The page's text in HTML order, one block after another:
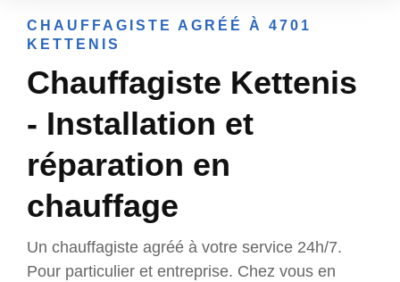
CHAUFFAGISTE AGRÉÉ À 4701
KETTENIS
Chauffagiste Kettenis
- Installation et
réparation en
chauffage
Un chauffagiste agréé à votre service 24h/7.
Pour particulier et entreprise. Chez vous en